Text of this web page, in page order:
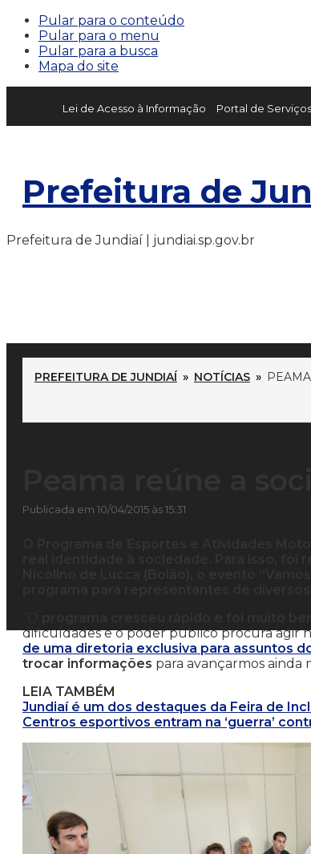
Pular para o conteúdo
Pular para o menu
Pular para a busca
Mapa do site
Lei de Acesso à Informação Portal de Serviços
Prefeitura de
Prefeitura de Jundiaí | jundiai.sp.gov.br
PREFEITURA DE JUNDIAÍ » NOTÍCIAS »
Publicada em 10/04/2015 às 15:31
dificuldades e o poder público procura agir
de uma diretoria exclusiva para assuntos
trocar informações para avançarmos ainda
LEIA TAMBÉM
Jundiaí é um dos destaques da Feira de
Centros esportivos entram na ‘guerra’